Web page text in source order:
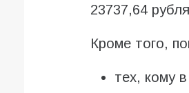
23737,64
Кроме того,
тех, кому